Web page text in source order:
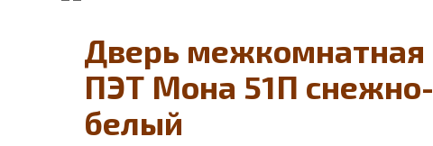
Дверь межкомнатная
ПЭТ Мона 51П снежно-
белый